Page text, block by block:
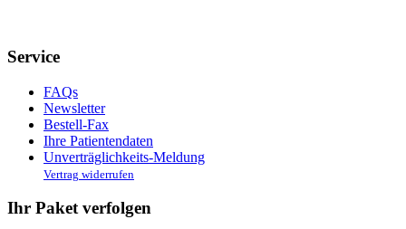
Service
FAQs
Newsletter
Bestell-Fax
Ihre Patientendaten
Unverträglichkeits-Meldung
Vertrag widerrufen
Ihr Paket verfolgen